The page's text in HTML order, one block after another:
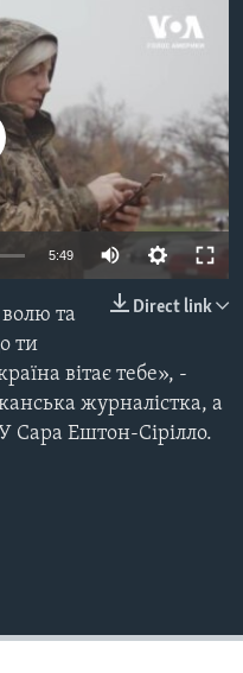
available
5:49
Direct link
волю та
ти
вітає тебе», -
журналістка, а
Сара Ештон-Сірілло.